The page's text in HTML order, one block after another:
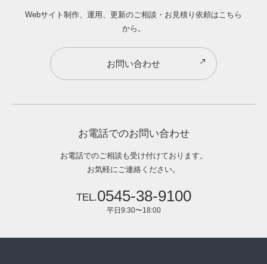
Webサイト制作、運用、更新のご相談・お見積り依頼はこちら
から。
お問い合わせ
お電話でのお問い合わせ
お電話でのご相談も受け付けております。
お気軽にご連絡ください。
0545-38-9100
平日9:30〜18:00